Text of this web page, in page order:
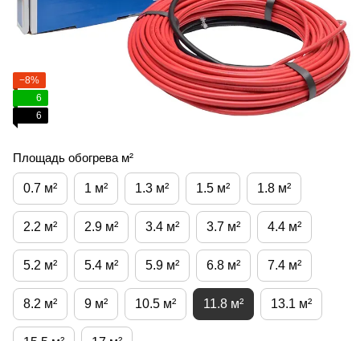
−8%
6
6
Площадь обогрева м²
0.7 м² 1 м² 1.3 м² 1.5 м² 1.8 м²
2.2 м² 2.9 м² 3.4 м² 3.7 м² 4.4 м²
5.2 м² 5.4 м² 5.9 м² 6.8 м² 7.4 м²
8.2 м² 9 м² 10.5 м² 11.8 м² 13.1 м²